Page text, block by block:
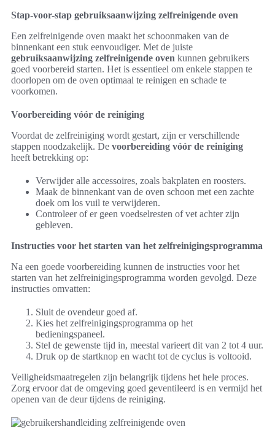
Stap-voor-stap gebruiksaanwijzing zelfreinigende oven
Een zelfreinigende oven maakt het schoonmaken van de
binnenkant een stuk eenvoudiger. Met de juiste
gebruiksaanwijzing zelfreinigende oven kunnen gebruikers
goed voorbereid starten. Het is essentieel om enkele stappen te
doorlopen om de oven optimaal te reinigen en schade te
voorkomen.
Voorbereiding vóór de reiniging
Voordat de zelfreiniging wordt gestart, zijn er verschillende
stappen noodzakelijk. De voorbereiding vóór de reiniging
heeft betrekking op:
Verwijder alle accessoires, zoals bakplaten en roosters.
Maak de binnenkant van de oven schoon met een zachte
doek om los vuil te verwijderen.
Controleer of er geen voedselresten of vet achter zijn
gebleven.
Instructies voor het starten van het zelfreinigingsprogramma
Na een goede voorbereiding kunnen de instructies voor het
starten van het zelfreinigingsprogramma worden gevolgd. Deze
instructies omvatten:
Sluit de ovendeur goed af.
Kies het zelfreinigingsprogramma op het
bedieningspaneel.
Stel de gewenste tijd in, meestal varieert dit van 2 tot 4 uur.
Druk op de startknop en wacht tot de cyclus is voltooid.
Veiligheidsmaatregelen zijn belangrijk tijdens het hele proces.
Zorg ervoor dat de omgeving goed geventileerd is en vermijd het
openen van de deur tijdens de reiniging.